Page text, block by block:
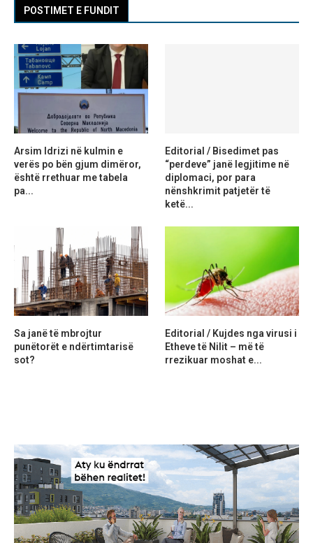
POSTIMET E FUNDIT
Arsim Idrizi në kulmin e
verës po bën gjum dimëror,
është rrethuar me tabela
pa...
Editorial / Bisedimet pas
“perdeve” janë legjitime në
diplomaci, por para
nënshkrimit patjetër të
ketë...
Sa janë të mbrojtur
punëtorët e ndërtimtarisë
sot?
Editorial / Kujdes nga virusi i
Etheve të Nilit – më të
rrezikuar moshat e...